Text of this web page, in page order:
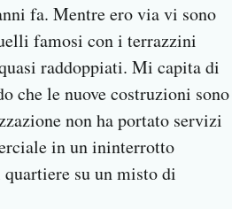
fa. Mentre ero via vi sono
famosi con i terrazzini
raddoppiati. Mi capita di
che le nuove costruzioni sono
non ha portato servizi
in un ininterrotto
su un misto di